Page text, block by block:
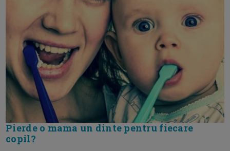
Pierde o mama un dinte pentru fiecare
copil?